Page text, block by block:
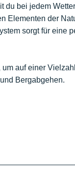
du bei jedem
Elementen der
sorgt für eine
auf einer
Bergabgehen.